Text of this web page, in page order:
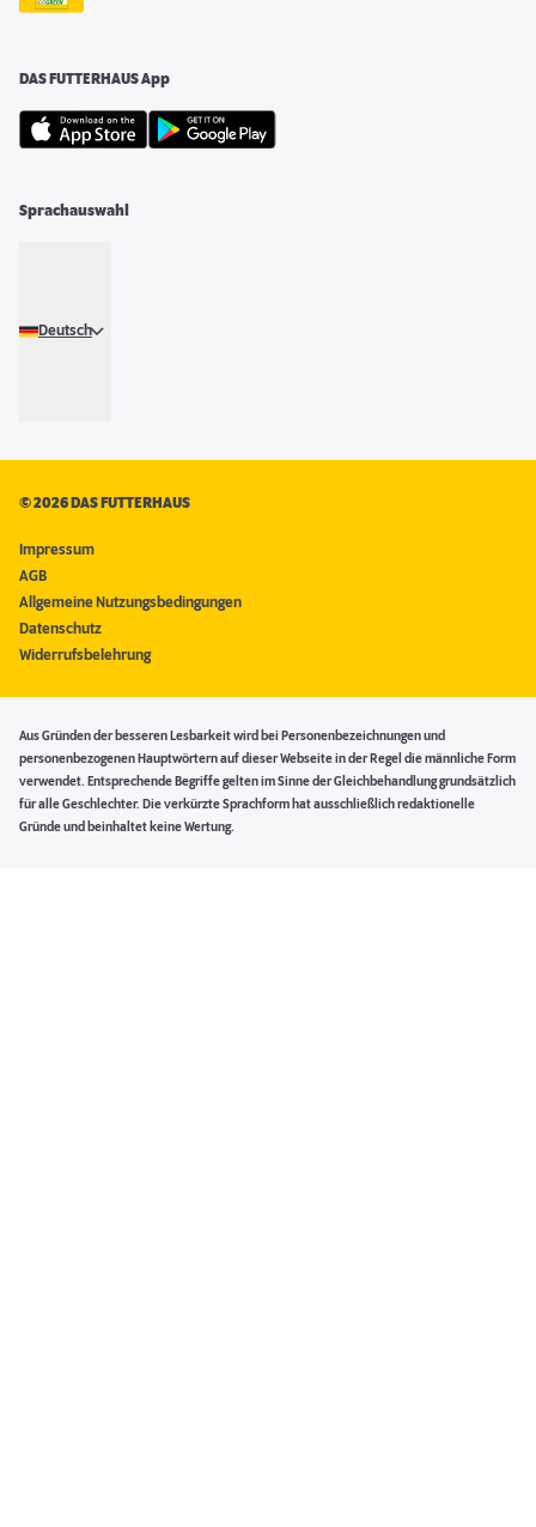
DAS FUTTERHAUS App
Sprachauswahl
Deutsch
©2026 DAS FUTTERHAUS
Impressum
AGB
Allgemeine Nutzungsbedingungen
Datenschutz
Widerrufsbelehrung
Aus Gründen der besseren Lesbarkeit wird bei Personenbezeichnungen und
personenbezogenen Hauptwörtern auf dieser Webseite in der Regel die männliche Form
verwendet. Entsprechende Begriffe gelten im Sinne der Gleichbehandlung grundsätzlich
für alle Geschlechter. Die verkürzte Sprachform hat ausschließlich redaktionelle
Gründe und beinhaltet keine Wertung.